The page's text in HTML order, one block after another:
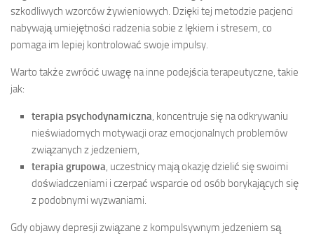
szkodliwych wzorców żywieniowych. Dzięki tej metodzie pacjenci
nabywają umiejętności radzenia sobie z lękiem i stresem, co
pomaga im lepiej kontrolować swoje impulsy.
Warto także zwrócić uwagę na inne podejścia terapeutyczne, takie
jak:
terapia psychodynamiczna , koncentruje się na odkrywaniu
nieświadomych motywacji oraz emocjonalnych problemów
związanych z jedzeniem,
terapia grupowa , uczestnicy mają okazję dzielić się swoimi
doświadczeniami i czerpać wsparcie od osób borykających się
z podobnymi wyzwaniami.
Gdy objawy depresji związane z kompulsywnym jedzeniem są